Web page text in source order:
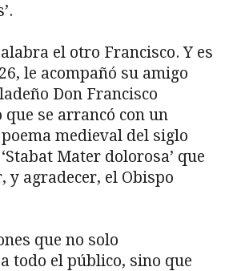
el otro Francisco. Y es
le acompañó su amigo
Don Francisco
que se arrancó con un
medieval del siglo
Mater dolorosa’ que
y agradecer, el Obispo
que no solo
todo el público, sino que